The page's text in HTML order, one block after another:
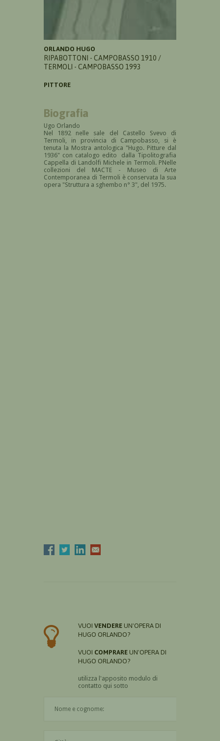
ORLANDO HUGO
RIPABOTTONI - CAMPOBASSO 1910 /
TERMOLI - CAMPOBASSO 1993
PITTORE
Biografia
Ugo Orlando
Nel 1892 nelle sale del Castello Svevo di
Termoli, in provincia di Campobasso, si è
tenuta la Mostra antologica "Hugo. Pitture dal
1936" con catalogo edito dalla Tipolitografia
Cappella di Landolfi Michele in Termoli. PNelle
collezioni del MACTE - Museo di Arte
Contemporanea di Termoli è conservata la sua
opera "Struttura a sghembo n° 3", del 1975.
VUOI VENDERE UN'OPERA DI
HUGO ORLANDO?
VUOI COMPRARE UN'OPERA DI
HUGO ORLANDO?
utilizza l'apposito modulo di
contatto qui sotto